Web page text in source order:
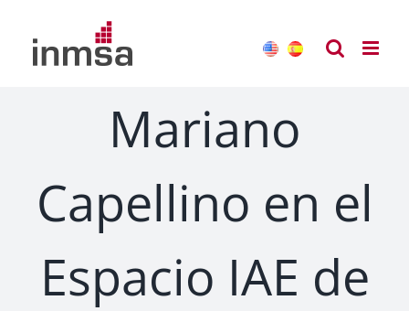
contenido
Mariano
Capellino en el
Espacio IAE de